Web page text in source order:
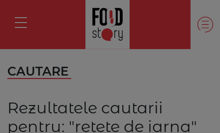
CAUTARE
Rezultatele cautarii
pentru: "retete de iarna"